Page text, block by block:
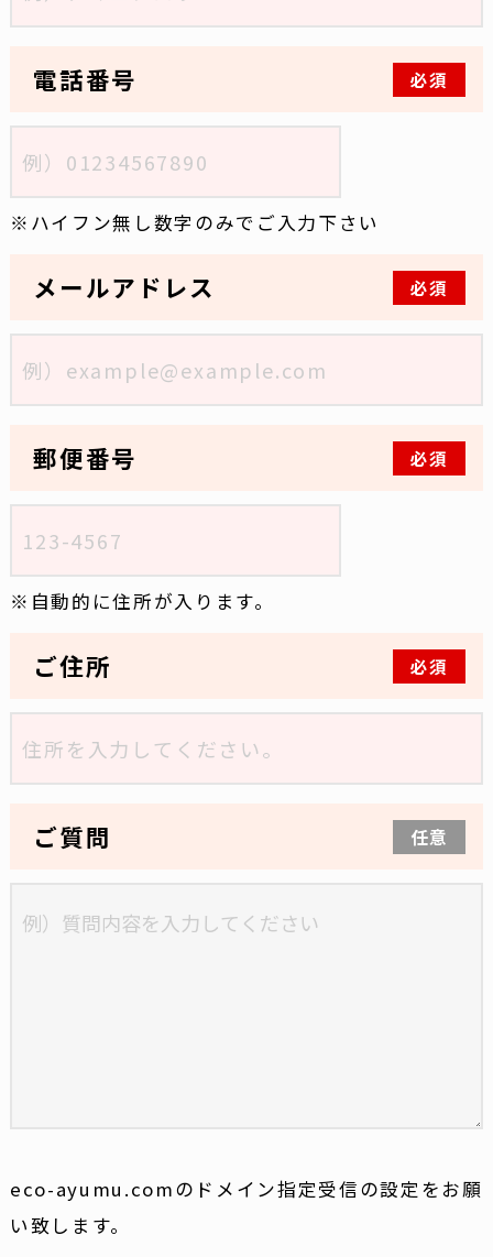
電話番号 必須
ハイフン無し数字のみでご入力下さい
メールアドレス 必須
郵便番号 必須
自動的に住所が入ります。
ご住所 必須
ご質問 任意
eco-ayumu.comのドメイン指定受信の設定をお願
い致します。